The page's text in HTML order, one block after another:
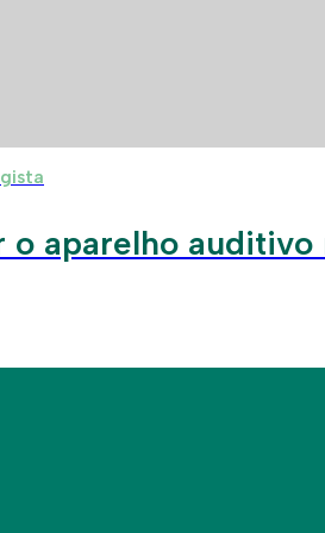
o aparelho